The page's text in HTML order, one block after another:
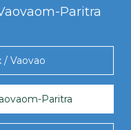
Paritra
/ Vaovao
Paritra